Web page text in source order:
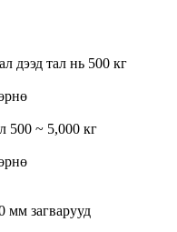
дээд тал нь 500 кг
500 ~ 5,000 кг
мм загварууд